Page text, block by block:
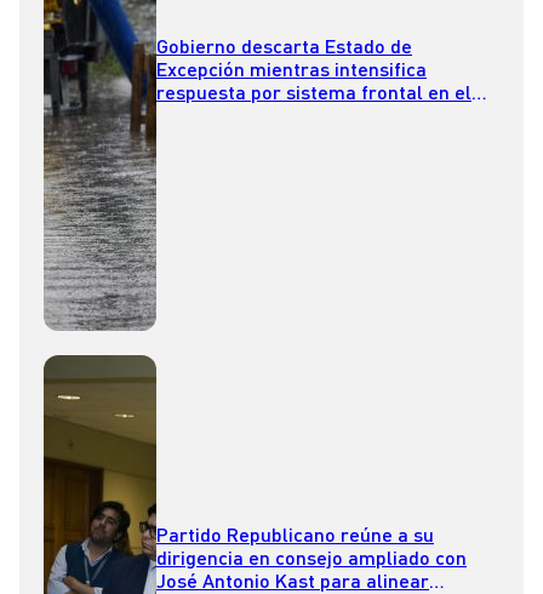
Gobierno descarta Estado de
Excepción mientras intensifica
respuesta por sistema frontal en el
Partido Republicano reúne a su
dirigencia en consejo ampliado con
José Antonio Kast para alinear